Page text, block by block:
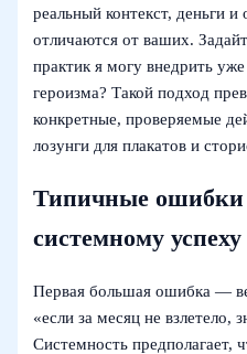
реальный контекст, деньги и
отличаются от ваших.
практик я могу внедрить
героизма? Такой подход
конкретные, проверяемые
лозунги для плакатов и
Типичные ошибки
системному успеху
Первая большая ошибка —
«если за месяц не взлетело,
Системность предполагает,